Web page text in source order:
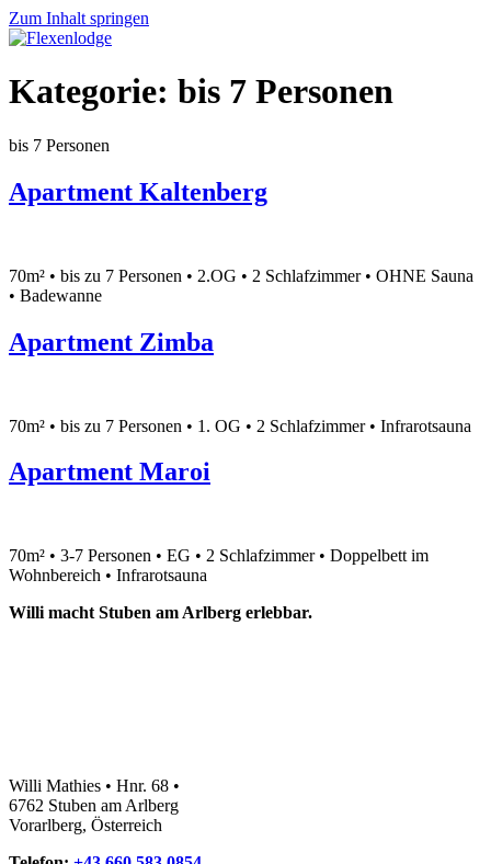
Zum Inhalt springen
Kategorie: bis 7 Personen
bis 7 Personen
Apartment Kaltenberg
70m² • bis zu 7 Personen • 2.OG • 2 Schlafzimmer • OHNE Sauna
• Badewanne
Apartment Zimba
70m² • bis zu 7 Personen • 1. OG • 2 Schlafzimmer • Infrarotsauna
Apartment Maroi
70m² • 3-7 Personen • EG • 2 Schlafzimmer • Doppelbett im
Wohnbereich • Infrarotsauna
Willi macht Stuben am Arlberg erlebbar.
Willi Mathies • Hnr. 68 •
6762 Stuben am Arlberg
Vorarlberg, Österreich